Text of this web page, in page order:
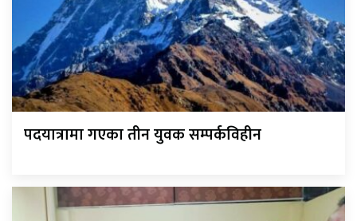
पदयात्रामा गएका तीन युवक सम्पर्कविहीन